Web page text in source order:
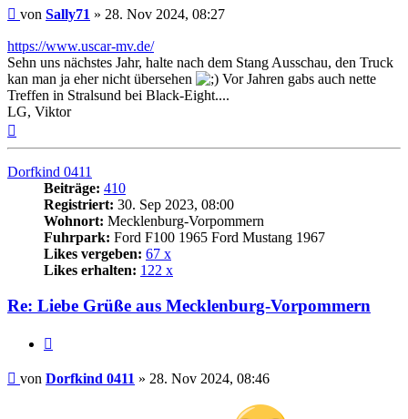
Beitrag
von Sally71 » 28. Nov 2024, 08:27
https://www.uscar-mv.de/
Sehn uns nächstes Jahr, halte nach dem Stang Ausschau, den Truck
kan man ja eher nicht übersehen
Vor Jahren gabs auch nette
Treffen in Stralsund bei Black-Eight....
LG, Viktor
oben
Dorfkind 0411
Beiträge: 410
Registriert: 30. Sep 2023, 08:00
Wohnort: Mecklenburg-Vorpommern
Fuhrpark: Ford F100 1965 Ford Mustang 1967
Likes vergeben: 67 x
Likes erhalten: 122 x
Re: Liebe Grüße aus Mecklenburg-Vorpommern
Beitrag
von Dorfkind 0411 » 28. Nov 2024, 08:46